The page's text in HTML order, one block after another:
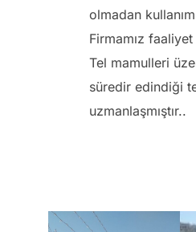
olmadan
Firmamız
Tel mamulleri
süredir edindiği
uzmanlaşmıştır..